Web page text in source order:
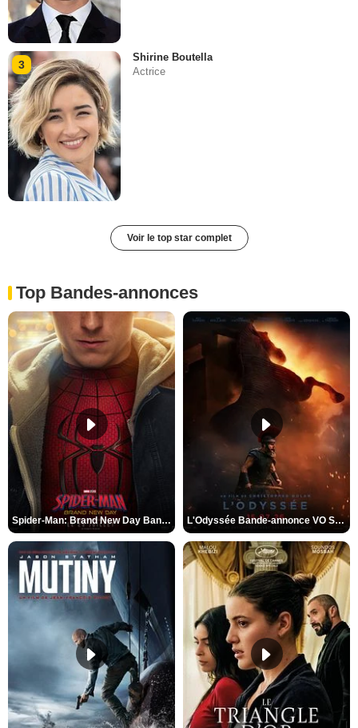
3
Shirine Boutella
Actrice
Voir le top star complet
Top Bandes-annonces
Spider-Man: Brand New Day Bande-annonce VO STFR L'Odyssée Bande-annonce VO STFR